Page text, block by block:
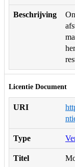
Beschrijving
Licentie Document
URI
Type
Titel